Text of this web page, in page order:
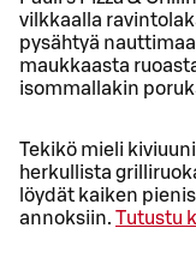
vilkkaalla
pysähtyä
maukkaasta
isommallakin
Tekikö mieli
herkullista
löydät kaiken
annoksiin. Tutustu